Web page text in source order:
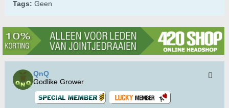
Tags: Geen
QnQ
Godlike Grower